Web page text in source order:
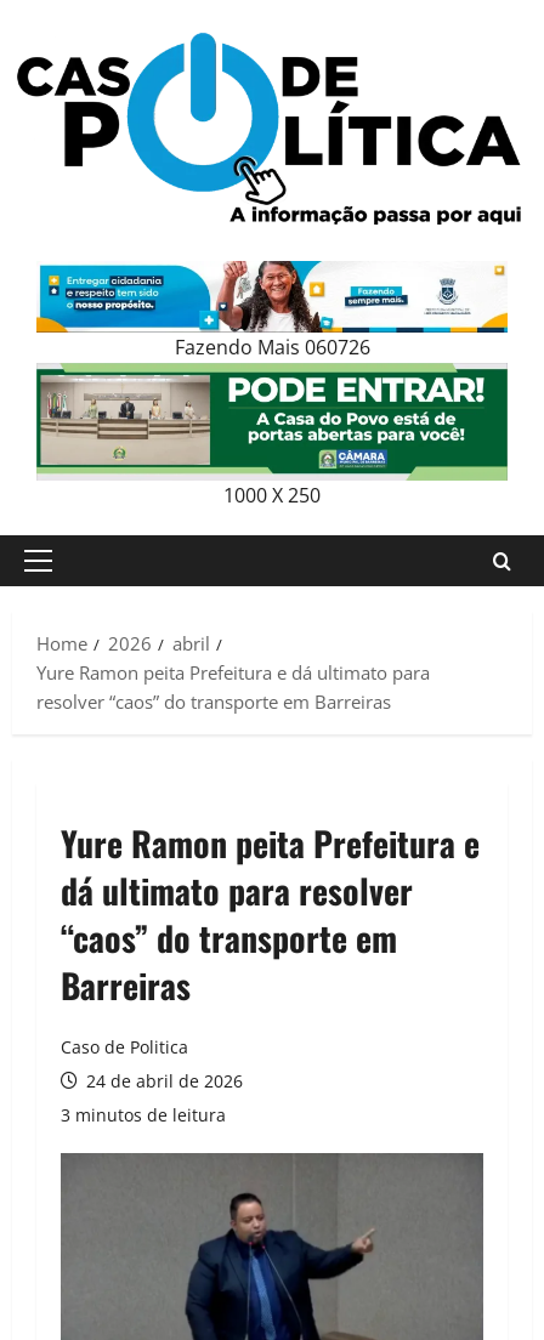
content
Fazendo Mais 060726
1000 X 250
Primary
Home
2026
abril
Yure Ramon peita Prefeitura e dá ultimato para
resolver “caos” do transporte em Barreiras
Yure Ramon peita Prefeitura e
dá ultimato para resolver
“caos” do transporte em
Barreiras
Caso de Politica
24 de abril de 2026
3 minutos de leitura